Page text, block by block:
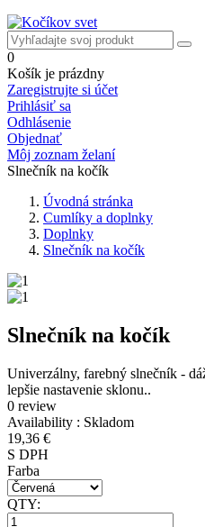
0
Košík je prázdny
Zaregistrujte si účet
Prihlásiť sa
Odhlásenie
Objednať
Môj zoznam želaní
Slnečník na kočík
Úvodná stránka
Cumlíky a doplnky
Doplnky
Slnečník na kočík
Slnečník na kočík
Univerzálny, farebný slnečník -
lepšie nastavenie sklonu..
0 review
Availability : Skladom
19,36 €
S DPH
Farba
QTY: